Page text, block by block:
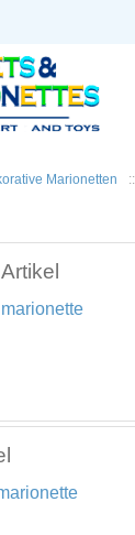
Marionetten ::